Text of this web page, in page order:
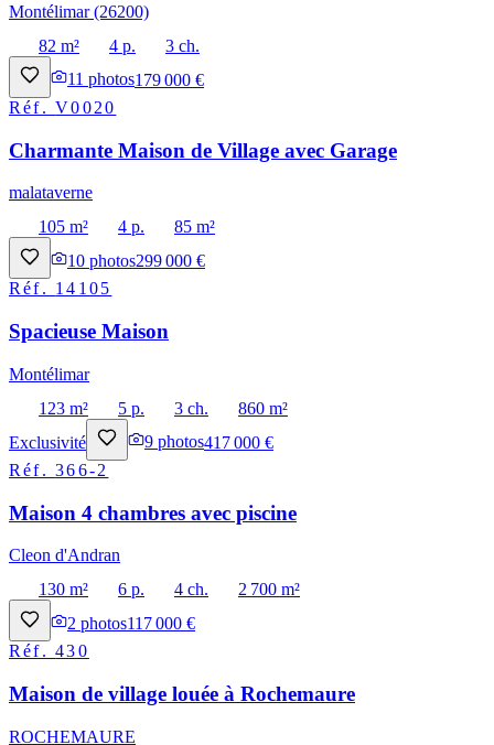
Montélimar (26200)
82 m²
4 p.
3 ch.
11 photos179 000 €
Réf.V0020
Charmante Maison de Village avec Garage
malataverne
105 m²
4 p.
85 m²
10 photos299 000 €
Réf. 14105
Spacieuse Maison
Montélimar
123 m²
5 p. 3 ch.
860 m²
Exclusivité
9 photos417 000 €
Réf.366-2
Maison 4 chambres avec piscine
Cleon d'Andran
130 m²
6 p. 4 ch.
2 700 m²
2 photos117 000 €
Réf.430
Maison de village louée à Rochemaure
ROCHEMAURE